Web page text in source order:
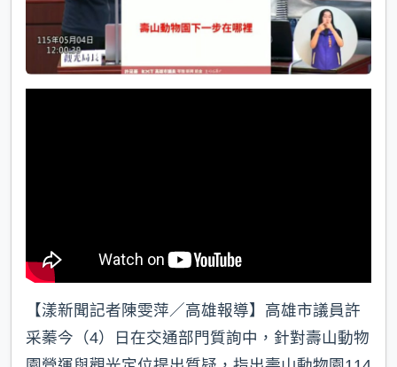
【漾新聞記者陳雯萍／高雄報導】高雄市議員許
采蓁今（4）日在交通部門質詢中，針對壽山動物